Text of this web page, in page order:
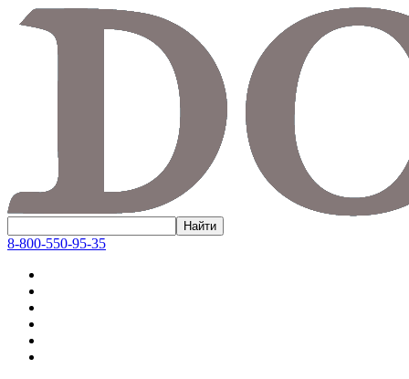
8-800-550-95-35